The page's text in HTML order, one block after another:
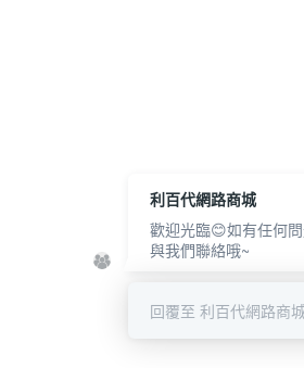
利百代網路商城
歡迎光臨😊如有任何
與我們聯絡哦~
回覆至 利百代網路商